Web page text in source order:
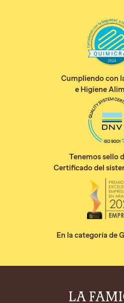
Cumpliendo con
e Higiene
Tenemos sello
Certificado del
En la categoría de